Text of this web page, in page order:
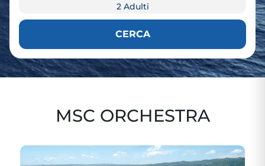
2 Adulti
CERCA
MSC ORCHESTRA